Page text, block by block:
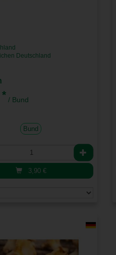
Deutschland
* / Bund
Bund
3,90 €